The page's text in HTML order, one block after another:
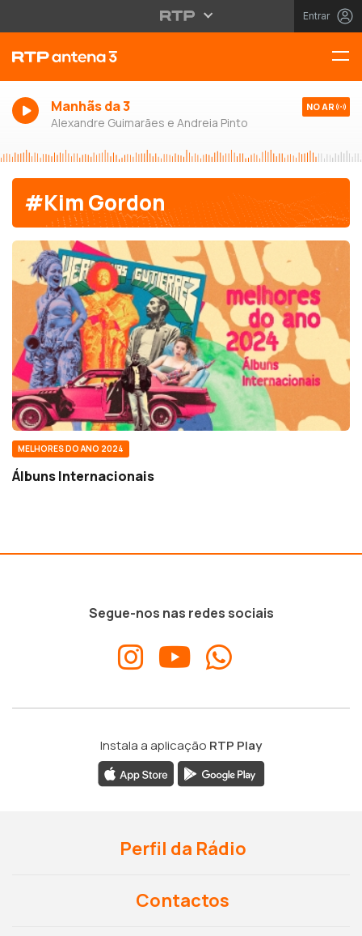
Entrar
Manhãs da 3
Alexandre Guimarães e Andreia Pinto
NO AR
#Kim Gordon
MELHORES DO ANO 2024
Álbuns Internacionais
Segue-nos nas redes sociais
Instala a aplicação RTP Play
Perfil da Rádio
Contactos